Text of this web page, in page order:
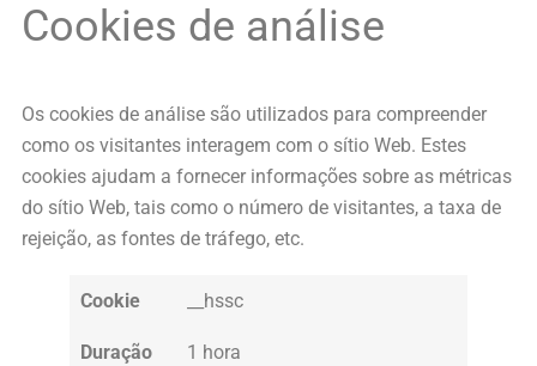
Cookies de análise
Os cookies de análise são utilizados para compreender
como os visitantes interagem com o sítio Web. Estes
cookies ajudam a fornecer informações sobre as métricas
do sítio Web, tais como o número de visitantes, a taxa de
rejeição, as fontes de tráfego, etc.
Cookie __hssc
Duração 1 hora